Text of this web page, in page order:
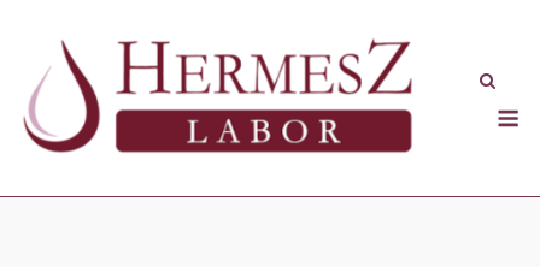
content